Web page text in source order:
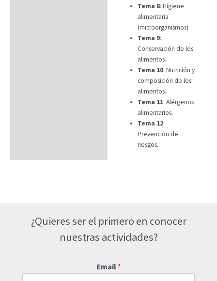
Tema 8: Higiene
alimentaria
(microorganismos).
Tema 9:
Conservación de los
alimentos.
Tema 10: Nutrición y
composición de los
alimentos.
Tema 11: Alérgenos
alimentarios.
Tema 12:
Prevención de
riesgos.
¿Quieres ser el primero en conocer
nuestras actividades?
Email *